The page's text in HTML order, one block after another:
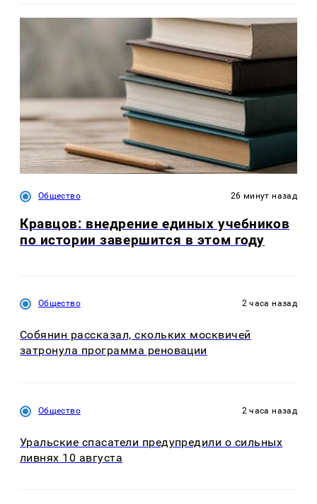
Общество 26 минут назад
Кравцов: внедрение единых учебников
по истории завершится в этом году
Общество 2 часа назад
Собянин рассказал, скольких москвичей
затронула программа реновации
Общество 2 часа назад
Уральские спасатели предупредили о сильных
ливнях 10 августа